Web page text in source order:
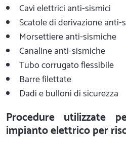
Cavi elettrici anti-sismici
Scatole di derivazione anti-
Morsettiere anti-sismiche
Canaline anti-sismiche
Tubo corrugato flessibile
Barre filettate
Dadi e bulloni di sicurezza
Procedure utilizzate
impianto elettrico per